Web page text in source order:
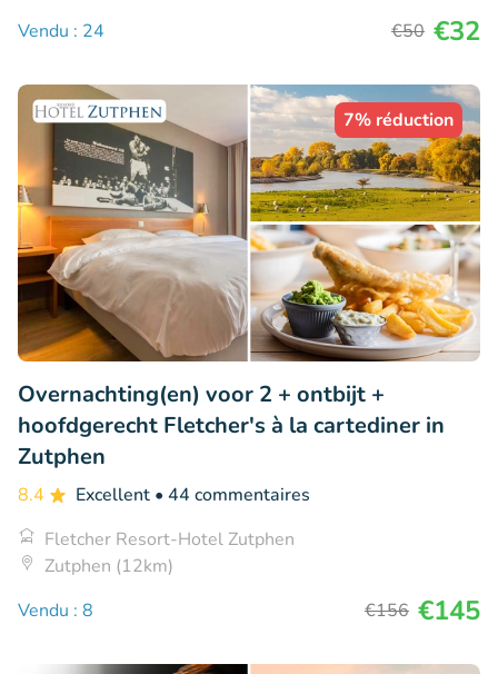
Vendu : 24
€50 €32
7% réduction
Overnachting(en) voor 2 + ontbijt +
hoofdgerecht Fletcher's à la cartediner in
Zutphen
8.4 Excellent • 44 commentaires
Fletcher Resort-Hotel Zutphen
Zutphen (12km)
Vendu : 8
€156 €145